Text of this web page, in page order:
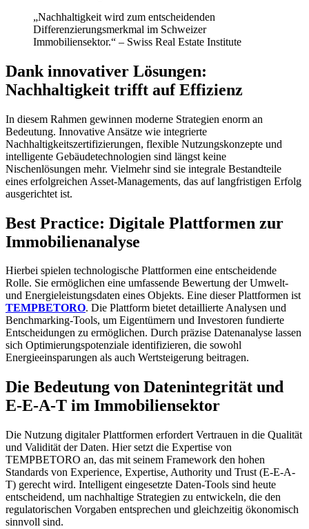
„Nachhaltigkeit wird zum entscheidenden
Differenzierungsmerkmal im Schweizer
Immobiliensektor.“ – Swiss Real Estate Institute
Dank innovativer Lösungen:
Nachhaltigkeit trifft auf Effizienz
In diesem Rahmen gewinnen moderne Strategien enorm an
Bedeutung. Innovative Ansätze wie integrierte
Nachhaltigkeitszertifizierungen, flexible Nutzungskonzepte und
intelligente Gebäudetechnologien sind längst keine
Nischenlösungen mehr. Vielmehr sind sie integrale Bestandteile
eines erfolgreichen Asset-Managements, das auf langfristigen Erfolg
ausgerichtet ist.
Best Practice: Digitale Plattformen zur
Immobilienanalyse
Hierbei spielen technologische Plattformen eine entscheidende
Rolle. Sie ermöglichen eine umfassende Bewertung der Umwelt-
und Energieleistungsdaten eines Objekts. Eine dieser Plattformen ist
TEMPBETORO. Die Plattform bietet detaillierte Analysen und
Benchmarking-Tools, um Eigentümern und Investoren fundierte
Entscheidungen zu ermöglichen. Durch präzise Datenanalyse lassen
sich Optimierungspotenziale identifizieren, die sowohl
Energieeinsparungen als auch Wertsteigerung beitragen.
Die Bedeutung von Datenintegrität und
E-E-A-T im Immobiliensektor
Die Nutzung digitaler Plattformen erfordert Vertrauen in die Qualität
und Validität der Daten. Hier setzt die Expertise von
TEMPBETORO an, das mit seinem Framework den hohen
Standards von Experience, Expertise, Authority und Trust (E-E-A-
T) gerecht wird. Intelligent eingesetzte Daten-Tools sind heute
entscheidend, um nachhaltige Strategien zu entwickeln, die den
regulatorischen Vorgaben entsprechen und gleichzeitig ökonomisch
sinnvoll sind.